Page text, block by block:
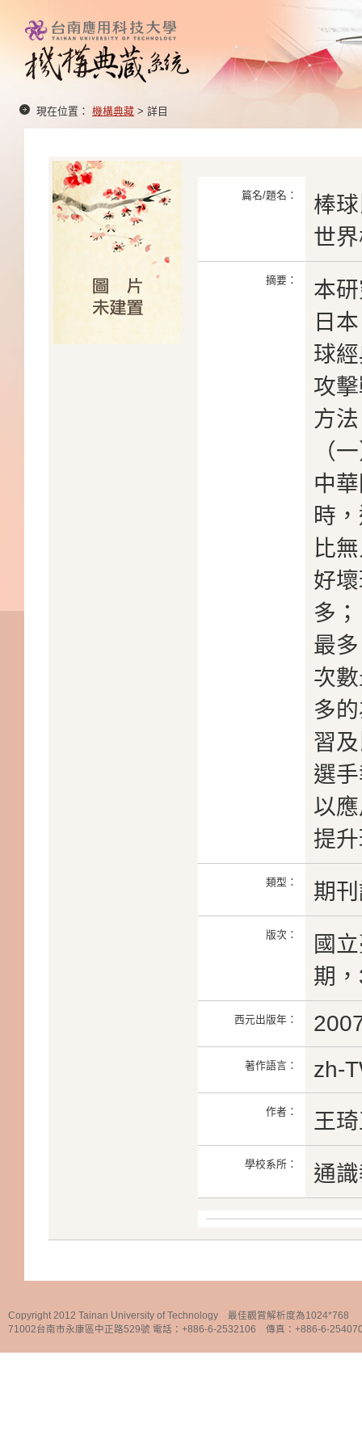
現在位置： 機構典藏 > 詳目
篇名/題名：
棒
世
摘要：
本
日
球
攻
方
（
中
時
比
好
多
最
次
多
習
選
以
提
類型： 期
版次：
國
期
西元出版年：
著作語言： zh-
作者： 王
學校系所： 通
Copyright 2012 Tainan University of Technology 最佳觀賞解析度為1024*768
71002台南市永康區中正路529號 電話：+886-6-2532106 傳真：+886-6-